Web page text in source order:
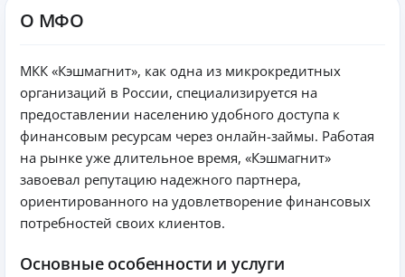
О МФО
МКК «Кэшмагнит», как одна из микрокредитных
организаций в России, специализируется на
предоставлении населению удобного доступа к
финансовым ресурсам через онлайн-займы. Работая
на рынке уже длительное время, «Кэшмагнит»
завоевал репутацию надежного партнера,
ориентированного на удовлетворение финансовых
потребностей своих клиентов.
Основные особенности и услуги